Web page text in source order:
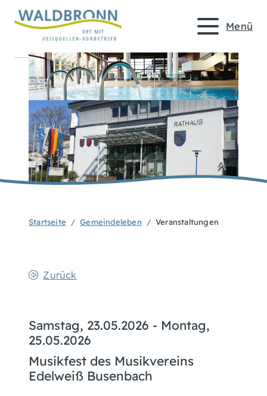
Menü
Startseite Gemeindeleben Veranstaltungen
Zurück
Samstag, 23.05.2026 - Montag,
25.05.2026
Musikfest des Musikvereins
Edelweiß Busenbach